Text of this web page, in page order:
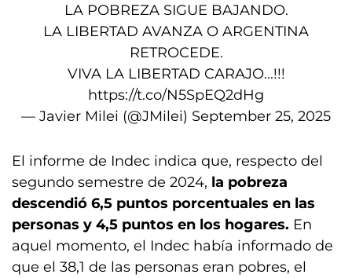
LA POBREZA SIGUE BAJANDO.
LA LIBERTAD AVANZA O ARGENTINA
RETROCEDE.
VIVA LA LIBERTAD CARAJO...!!!
https://t.co/N5SpEQ2dHg
— Javier Milei (@JMilei) September 25, 2025
El informe de Indec indica que, respecto del
segundo semestre de 2024, la pobreza
descendió 6,5 puntos porcentuales en las
personas y 4,5 puntos en los hogares. En
aquel momento, el Indec había informado de
que el 38,1 de las personas eran pobres, el